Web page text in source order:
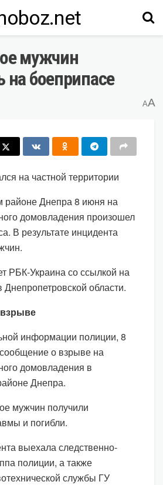
мужчин
на боеприпасе
AA
на частной территории
районе Днепра 8 июня на
домовладения произошел
В результате инцидента
РБК-Украина со ссылкой на
области.
информации полиции, 8
о взрыве на
домовладения в
Днепра.
мужчин получили
и погибли.
выехала следственно-
полиции, а также
службы ГУ